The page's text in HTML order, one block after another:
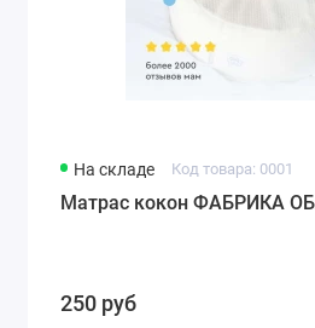
На складе Код товара: 0001
Матрас кокон ФАБРИКА
250 руб